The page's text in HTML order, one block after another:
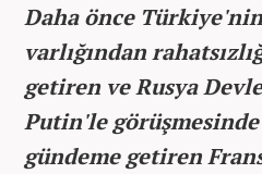
Daha önce
varlığından
getiren ve Rusya
Putin'le
gündeme getiren